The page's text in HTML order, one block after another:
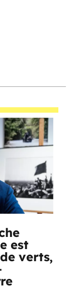
est
verts,